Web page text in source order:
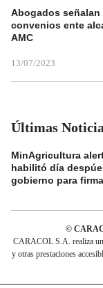
Abogados
convenios ente
AMC
13/07/2023
Últimas
MinAgricultura
habilitó día
gobierno para
©
CARACOL S.A. realiza
y otras prestaciones